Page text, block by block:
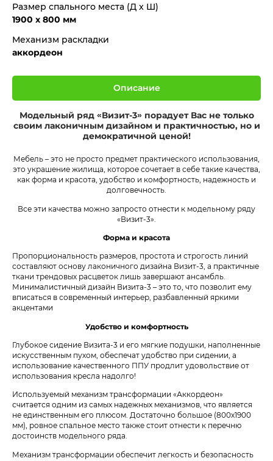
Размер спального места (Д x Ш)
1900 x 800 мм
Механизм раскладки
аккордеон
Описание
Модельный ряд «Визит-3» порадует Вас не только
своим лаконичным дизайном и практичностью, но и
демократичной ценой!
Мебель – это не просто предмет практического использования,
это украшение жилища, которое сочетает в себе такие качества,
как форма и красота, удобство и комфортность, надежность и
долговечность.
Все эти качества можно запросто отнести к модельному ряду
«Визит-3».
Форма и красота
Пропорциональность размеров, простота и строгость линий
составляют основу лаконичного дизайна Визит-3, а практичные
ткани трендовых расцветок лишь завершают ансамбль.
Минималистичный дизайн Визита-3 – это то, что позволит ему
вписаться в современный интерьер, разбавленный яркими
акцентами
Удобство и комфортность
Глубокое сидение Визита-3 и его мягкие подушки, наполненные
искусственным пухом, обеспечат удобство при сидении, а
использование качественного ППУ продлит удовольствие от
использования кресла надолго!
Используемый механизм трансформации «Аккордеон»
считается одним из самых надежных механизмов, что является
не единственным его плюсом. Достаточно большое (800х1900
мм), ровное спальное место также стоит отнести к перечню
достоинств модельного ряда.
Механизм трансформации обеспечит легкость и безопасность